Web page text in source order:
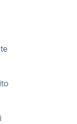
investire
investire
investire